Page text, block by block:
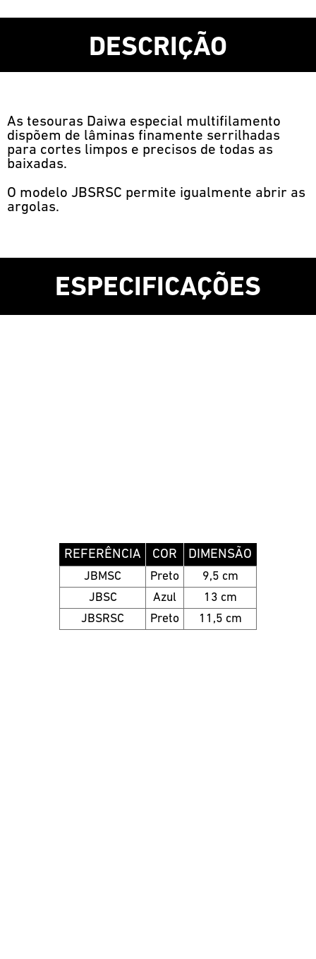
DESCRIÇÃO
As tesouras Daiwa especial multifilamento
dispõem de lâminas finamente serrilhadas
para cortes limpos e precisos de todas as
baixadas.
O modelo JBSRSC permite igualmente abrir as
argolas.
ESPECIFICAÇÕES
REFERÊNCIA COR DIMENSÃO
JBMSC Preto
9,5 cm
JBSC
Azul
13 cm
JBSRSC
Preto 11,5 cm